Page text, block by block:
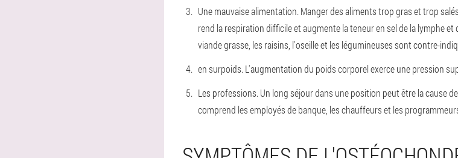
Une mauvaise alimentation. Manger des aliments trop gras et trop
rend la respiration difficile et augmente la teneur en sel de la lymphe
viande grasse, les raisins, l'oseille et les légumineuses sont contre-
en surpoids. L'augmentation du poids corporel exerce une pression
Les professions. Un long séjour dans une position peut être la cause
comprend les employés de banque, les chauffeurs et les